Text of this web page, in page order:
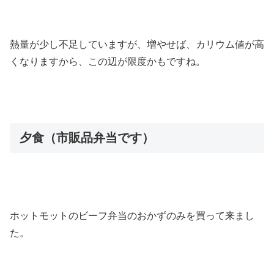
熱量が少し不足していますが、増やせば、カリウム値が高
くなりますから、この辺が限度かもですね。
夕食（市販品弁当です）
ホットモットのビーフ弁当のおかずのみを買って来まし
た。